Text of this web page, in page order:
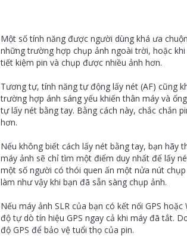
Một số tính năng được người dùng khá ưa
những trường hợp chụp ảnh ngoài trời, hoặc
tiết kiệm pin và chụp được nhiều ảnh hơn.
Tương tự, tính năng tự động lấy nét (AF) cũng
trường hợp ánh sáng yếu khiến thân máy và
tự lấy nét bằng tay. Bằng cách này, chắc chắn
hơn.
Nếu không biết cách lấy nét bằng tay, bạn hãy
máy ảnh sẽ chỉ tìm một điểm duy nhất để lấy
một số người có thói quen ấn một nửa nút
làm như vậy khi bạn đã sẵn sàng chụp ảnh.
Nếu máy ảnh SLR của bạn có kết nối GPS hoặc
độ tự dò tín hiệu GPS ngay cả khi máy đã tắt.
độ GPS để bảo vệ tuổi thọ của pin.